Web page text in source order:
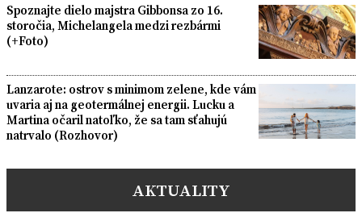
Spoznajte dielo majstra Gibbonsa zo 16.
storočia, Michelangela medzi rezbármi
(+Foto)
Lanzarote: ostrov s minimom zelene, kde vám
uvaria aj na geotermálnej energii. Lucku a
Martina očaril natoľko, že sa tam sťahujú
natrvalo (Rozhovor)
AKTUALITY